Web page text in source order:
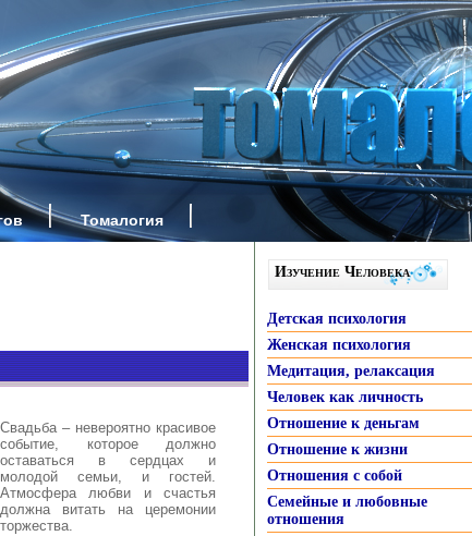
Томалогия
Свадьба – невероятно красивое
событие, которое должно
оставаться в сердцах и
молодой семьи, и гостей.
Атмосфера любви и счастья
должна витать на церемонии
торжества.
Изучение Человека
Детская психология
Женская психология
Медитация, релаксация
Человек как личность
Отношение к деньгам
Отношение к жизни
Отношения с собой
Семейные и любовные
отношения